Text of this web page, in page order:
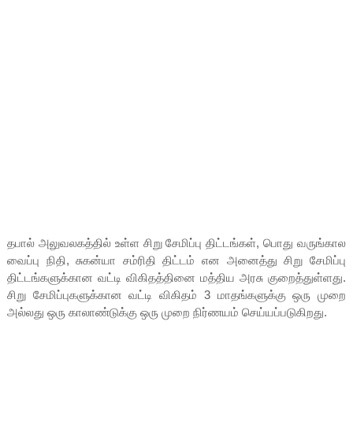
தபால் அலுவலகத்தில் உள்ள சிறு சேமிப்பு திட்டங்கள், பொது வருங்கால
வைப்பு நிதி, சுகன்யா சம்ரிதி திட்டம் என அனைத்து சிறு சேமிப்பு
திட்டங்களுக்கான வட்டி விகிதத்தினை மத்திய அரசு குறைத்துள்ளது.
சிறு சேமிப்புகளுக்கான வட்டி விகிதம் 3 மாதங்களுக்கு ஒரு முறை
அல்லது ஒரு காலாண்டுக்கு ஒரு முறை நிர்ணயம் செய்யப்படுகிறது.